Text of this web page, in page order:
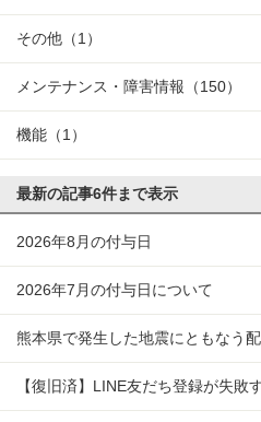
その他 （1）
メンテナンス・障害情報 （150）
機能 （1）
最新の記事6件まで表示
2026年8月の付与日
2026年7月の付与日について
熊本県で発生した地震にともなう
【復旧済】LINE友だち登録が失敗